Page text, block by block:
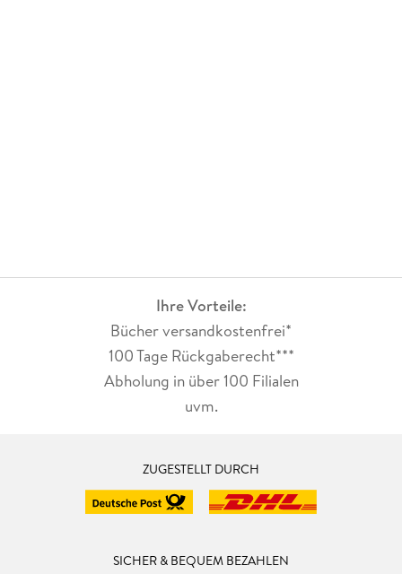
Ihre Vorteile:
Bücher versandkostenfrei*
100 Tage Rückgaberecht***
Abholung in über 100 Filialen
uvm.
ZUGESTELLT DURCH
SICHER & BEQUEM BEZAHLEN